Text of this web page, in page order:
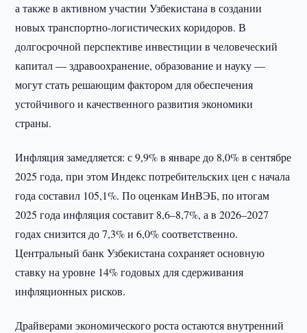
а также в активном участии Узбекистана в создании
новых транспортно-логистических коридоров. В
долгосрочной перспективе инвестиции в человеческий
капитал — здравоохранение, образование и науку —
могут стать решающим фактором для обеспечения
устойчивого и качественного развития экономики
страны.
Инфляция замедляется: с 9,9% в январе до 8,0% в сентябре
2025 года, при этом Индекс потребительских цен с начала
года составил 105,1%. По оценкам ИнВЭБ, по итогам
2025 года инфляция составит 8,6–8,7%, а в 2026–2027
годах снизится до 7,3% и 6,0% соответственно.
Центральный банк Узбекистана сохраняет основную
ставку на уровне 14% годовых для сдерживания
инфляционных рисков.
Драйверами экономического роста остаются внутренний